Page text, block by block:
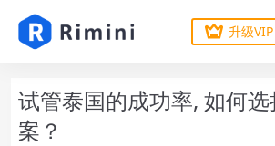
升级VIP
试管泰国的成功率, 如何
案？